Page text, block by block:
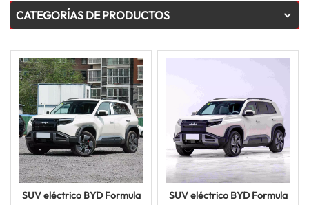
CATEGORÍAS DE PRODUCTOS
SUV eléctrico BYD Formula
SUV eléctrico BYD Formula